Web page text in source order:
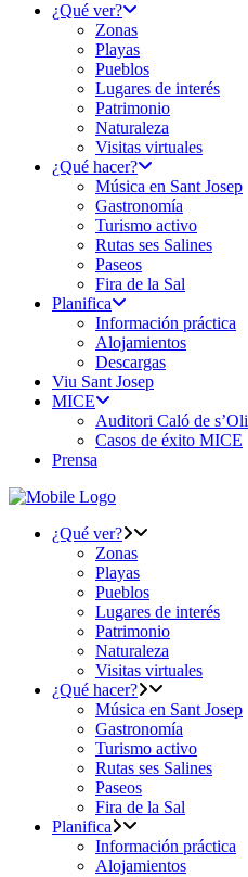
¿Qué ver?
Zonas
Playas
Pueblos
Lugares de interés
Patrimonio
Naturaleza
Visitas virtuales
¿Qué hacer?
Música en Sant Josep
Gastronomía
Turismo activo
Rutas ses Salines
Paseos
Fira de la Sal
Planifica
Información práctica
Alojamientos
Descargas
Viu Sant Josep
MICE
Auditori Caló de s’Oli
Casos de éxito MICE
Prensa
¿Qué ver?
Zonas
Playas
Pueblos
Lugares de interés
Patrimonio
Naturaleza
Visitas virtuales
¿Qué hacer?
Música en Sant Josep
Gastronomía
Turismo activo
Rutas ses Salines
Paseos
Fira de la Sal
Planifica
Información práctica
Alojamientos